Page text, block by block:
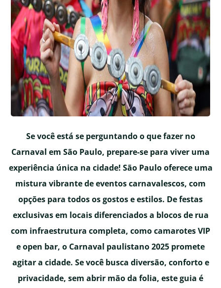
Se você está se perguntando o que fazer no
Carnaval em São Paulo, prepare-se para viver uma
experiência única na cidade! São Paulo oferece uma
mistura vibrante de eventos carnavalescos, com
opções para todos os gostos e estilos. De festas
exclusivas em locais diferenciados a blocos de rua
com infraestrutura completa, como camarotes VIP
e open bar, o Carnaval paulistano 2025 promete
agitar a cidade. Se você busca diversão, conforto e
privacidade, sem abrir mão da folia, este guia é